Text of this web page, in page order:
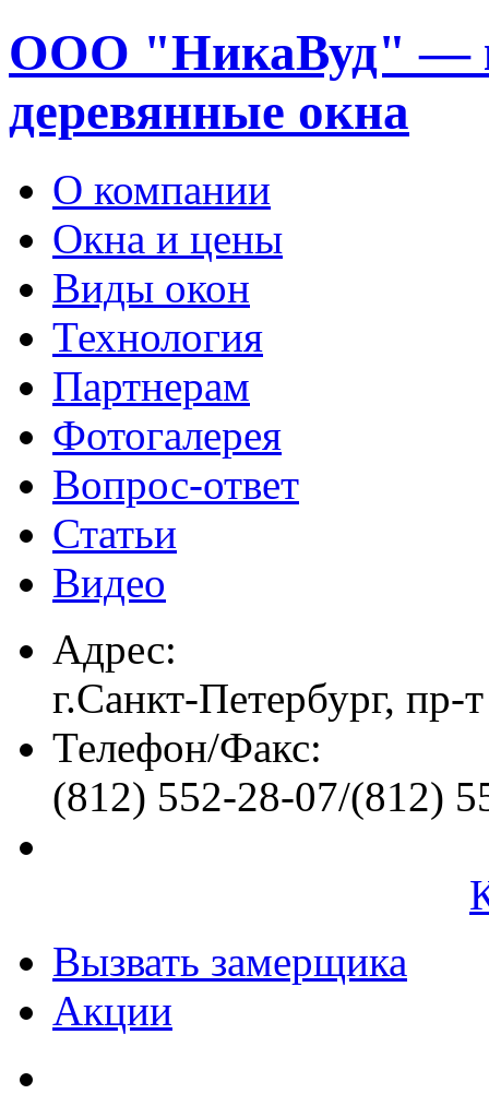
ООО "НикаВуд" —
деревянные окна
О компании
Окна и цены
Виды окон
Технология
Партнерам
Фотогалерея
Вопрос-ответ
Статьи
Видео
Адрес:
г.Санкт-Петербург, пр-
Телефон/Факс:
(812) 552-28-07/(812)
Вызвать замерщика
Акции